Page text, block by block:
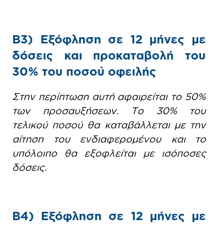
Β3) Εξόφληση σε 12 μήνες με
δόσεις και προκαταβολή του
30% του ποσού οφειλής
Στην περίπτωση αυτή αφαιρείται το 50%
των προσαυξήσεων. Το 30% του
τελικού ποσού θα καταβάλλεται με την
αίτηση του ενδιαφερομένου και το
υπόλοιπο θα εξοφλείται με ισόποσες
δόσεις.
Β4) Εξόφληση σε 12 μήνες με